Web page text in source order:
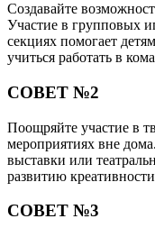
Создавайте
Участие в групповых
секциях помогает
учиться работать в
СОВЕТ №2
Поощряйте участие в
мероприятиях вне
выставки или
развитию
СОВЕТ №3